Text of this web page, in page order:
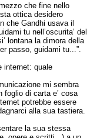
che fine nello
ottica desidero
che Gandhi usava il
tu nell’oscurita’ del
lontana la dimora della
passo, guidami tu...”.
internet: quale
mi sembra
foglio di carta e’ cosa
potrebbe essere
alla sua tastiera.
la sua stessa